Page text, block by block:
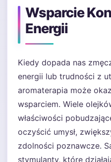
Wsparcie
Energii
Kiedy dopada nas
energii lub trudności z
aromaterapia może
wsparciem. Wiele
właściwości
oczyścić umysł,
zdolności poznawcze.
stymulanty, które